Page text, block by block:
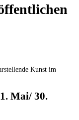
Kunst im
Mai/ 30.